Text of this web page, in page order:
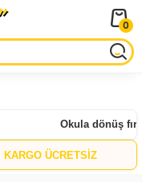
0
Okula dönüş
KARGO ÜCRETSİZ